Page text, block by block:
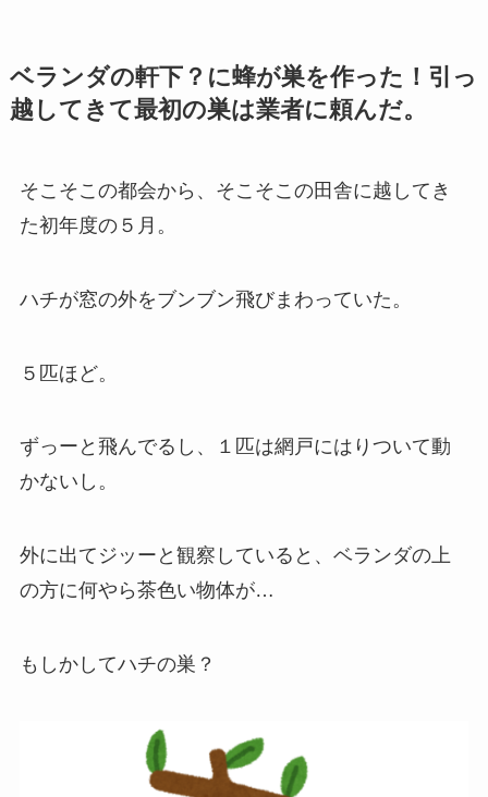
ベランダの軒下？に蜂が巣を作った！引っ
越してきて最初の巣は業者に頼んだ。
そこそこの都会から、そこそこの田舎に越してき
た初年度の５月。
ハチが窓の外をブンブン飛びまわっていた。
５匹ほど。
ずっーと飛んでるし、１匹は網戸にはりついて動
かないし。
外に出てジッーと観察していると、ベランダの上
の方に何やら茶色い物体が…
もしかしてハチの巣？